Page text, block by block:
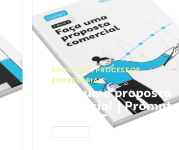
NEGÓCIOS,PROCESSOS
EMPRESARIAIS
Faça uma proposta
comercial | Prompts
ChatGPT